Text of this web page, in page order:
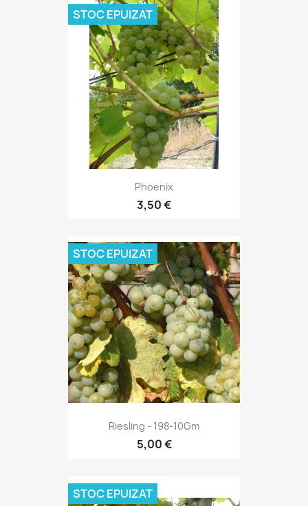
Phoenix
3,50 €
STOC EPUIZAT
Riesling - 198-10Gm
5,00 €
STOC EPUIZAT
STOC EPUIZAT